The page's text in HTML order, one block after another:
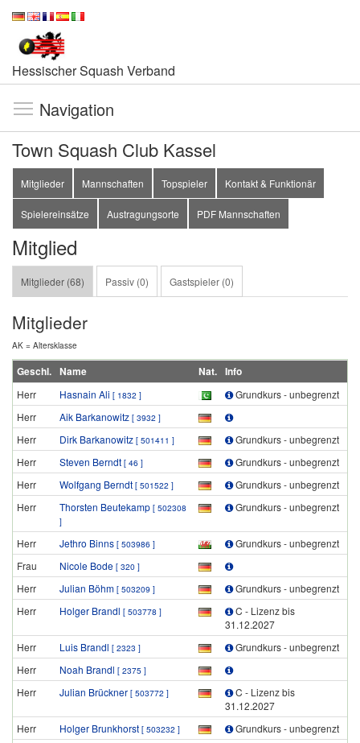
Hessischer Squash Verband
Navigation
Town Squash Club Kassel
Mitglieder Mannschaften Topspieler Kontakt & Funktionär
Spielereinsätze Austragungsorte PDF Mannschaften
Mitglied
Mitglieder (68) Passiv (0) Gastspieler (0)
Mitglieder
AK = Altersklasse
Geschl. Name Nat. Info
Herr Hasnain Ali [ 1832 ]
Grundkurs - unbegrenzt
Herr
Aik Barkanowitz [ 3932 ]
Herr Dirk Barkanowitz [ 501411 ]
Grundkurs - unbegrenzt
Herr
Steven Berndt [ 46 ]
Grundkurs - unbegrenzt
Herr
Wolfgang Berndt [ 501522 ]
Grundkurs - unbegrenzt
Herr
Thorsten Beutekamp [ 502308
]
Grundkurs - unbegrenzt
Herr Jethro Binns [ 503986 ]
Grundkurs - unbegrenzt
Frau
Nicole Bode [ 320 ]
Herr Julian Böhm [ 503209 ]
Grundkurs - unbegrenzt
Herr
Holger Brandl [ 503778 ]
C - Lizenz bis
31.12.2027
Herr
Luis Brandl [ 2323 ]
Grundkurs - unbegrenzt
Herr
Noah Brandl [ 2375 ]
Herr Julian Brückner [ 503772 ]
C - Lizenz bis
31.12.2027
Herr
Holger Brunkhorst [ 503232 ]
Grundkurs - unbegrenzt